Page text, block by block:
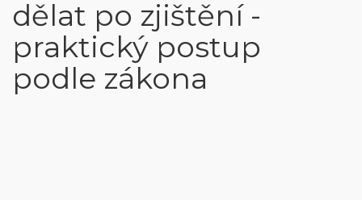
dělat po zjištění -
praktický postup
podle zákona